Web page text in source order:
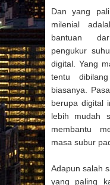
Dan yang
milenial
bantuan
pengukur
digital. Yang
tentu
biasanya.
berupa digital
lebih mudah
membantu
masa subur
Adapun salah
yang paling